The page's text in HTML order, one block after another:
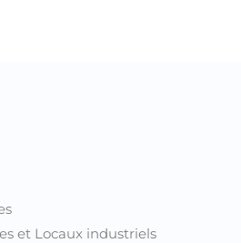
et Locaux industriels